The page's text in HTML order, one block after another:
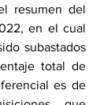
resumen del
en el cual
subastados
total de
es de